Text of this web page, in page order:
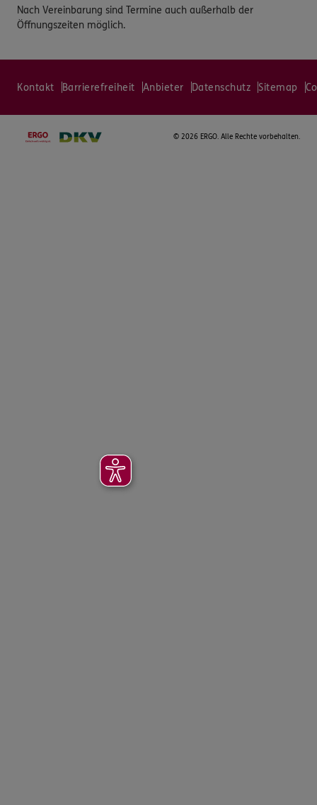
Nach Vereinbarung sind Termine auch außerhalb der
Öffnungszeiten möglich.
Kontakt Barrierefreiheit Anbieter Datenschutz Sitemap
© 2026 ERGO. Alle Rechte vorbehalten.